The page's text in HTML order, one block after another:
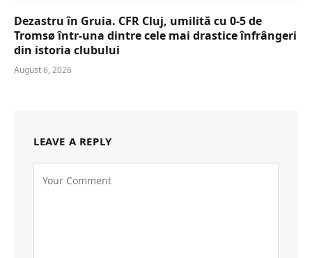
Dezastru în Gruia. CFR Cluj, umilită cu 0-5 de
Tromsø într-una dintre cele mai drastice înfrângeri
din istoria clubului
August 6, 2026
LEAVE A REPLY